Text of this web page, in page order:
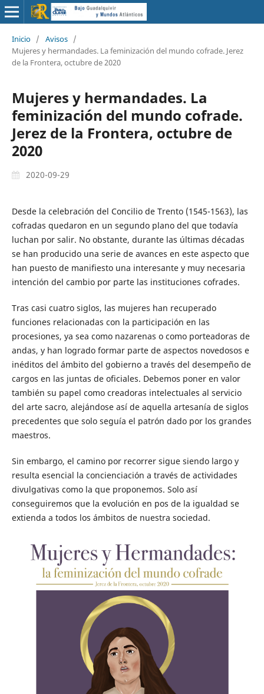
Inicio / Avisos /
Mujeres y hermandades. La feminización del mundo cofrade. Jerez
de la Frontera, octubre de 2020
Mujeres y hermandades. La
feminización del mundo cofrade.
Jerez de la Frontera, octubre de
2020
2020-09-29
Desde la celebración del Concilio de Trento (1545-1563), las
cofradas quedaron en un segundo plano del que todavía
luchan por salir. No obstante, durante las últimas décadas
se han producido una serie de avances en este aspecto que
han puesto de manifiesto una interesante y muy necesaria
intención del cambio por parte las instituciones cofrades.
Tras casi cuatro siglos, las mujeres han recuperado
funciones relacionadas con la participación en las
procesiones, ya sea como nazarenas o como porteadoras de
andas, y han logrado formar parte de aspectos novedosos e
inéditos del ámbito del gobierno a través del desempeño de
cargos en las juntas de oficiales. Debemos poner en valor
también su papel como creadoras intelectuales al servicio
del arte sacro, alejándose así de aquella artesanía de siglos
precedentes que solo seguía el patrón dado por los grandes
maestros.
Sin embargo, el camino por recorrer sigue siendo largo y
resulta esencial la concienciación a través de actividades
divulgativas como la que proponemos. Solo así
conseguiremos que la evolución en pos de la igualdad se
extienda a todos los ámbitos de nuestra sociedad.